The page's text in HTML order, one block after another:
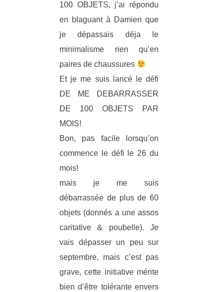
100 OBJETS, j’ai répondu
en blaguant à Damien que
je dépassais déja le
minimalisme rien qu’en
paires de chaussures
Et je me suis lancé le défi
DE ME DEBARRASSER
DE 100 OBJETS PAR
MOIS!
Bon, pas facile lorsqu’on
commence le défi le 26 du
mois!
mais je me suis
débarrassée de plus de 60
objets (donnés a une assos
caritative & poubelle). Je
vais dépasser un peu sur
septembre, mais c’est pas
grave, cette initiative mérite
bien d’être tolérante envers